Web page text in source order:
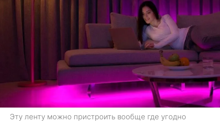
Эту ленту можно пристроить вообще где угодно